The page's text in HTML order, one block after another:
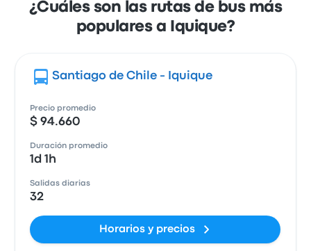
¿Cuáles son las rutas de bus más
populares a Iquique?
Santiago de Chile - Iquique
Precio promedio
$ 94.660
Duración promedio
1d 1h
Salidas diarias
32
Horarios y precios